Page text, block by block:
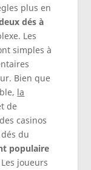
plus en
dés à
Les
simples à
Bien que
la
de
casinos
du
populaire
joueurs